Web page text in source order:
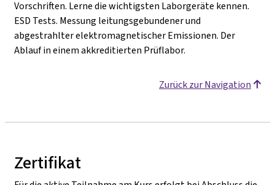
Vorschriften. Lerne die wichtigsten Laborgeräte kennen.
ESD Tests. Messung leitungsgebundener und
abgestrahlter elektromagnetischer Emissionen. Der
Ablauf in einem akkreditierten Prüflabor.
Zurück zur Navigation
Zertifikat